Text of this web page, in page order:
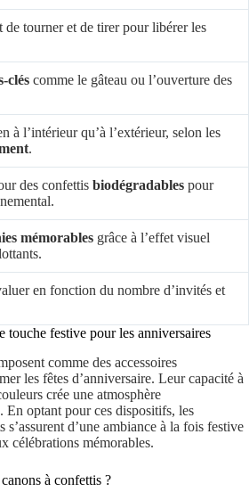
de tourner et de tirer pour libérer les
clés comme le gâteau ou l’ouverture des
à l’intérieur qu’à l’extérieur, selon les
.
des confettis biodégradables pour
mémorables grâce à l’effet visuel
en fonction du nombre d’invités et
touche festive pour les anniversaires
comme des accessoires
les fêtes d’anniversaire. Leur capacité à
crée une atmosphère
optant pour ces dispositifs, les
s’assurent d’une ambiance à la fois festive
célébrations mémorables.
à confettis ?